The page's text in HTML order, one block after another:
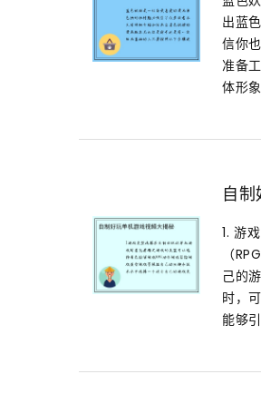
出蓝
信你
准备
体形
自
1. 游
（
己的
时，
能够